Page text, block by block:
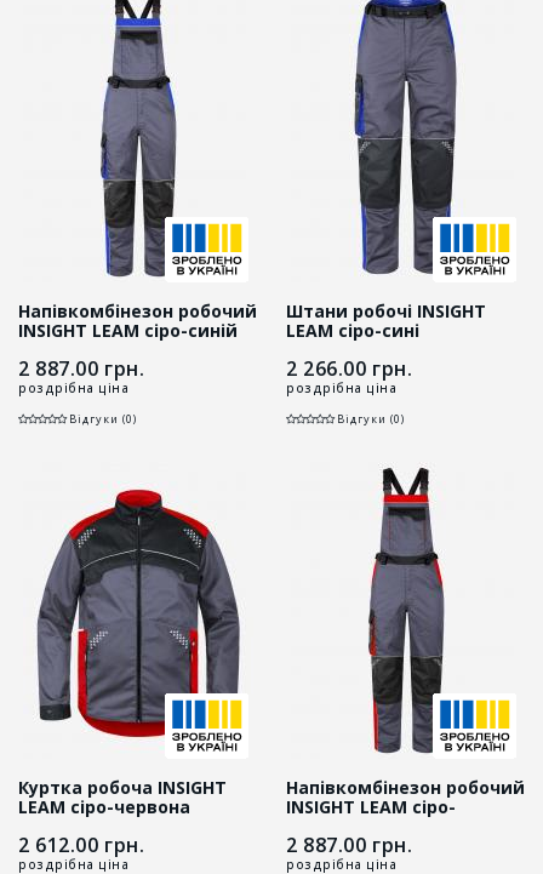
Напівкомбінезон робочий
INSIGHT LEAM сіро-синій
2 887.00 грн.
роздрібна ціна
Відгуки (0)
Штани робочі INSIGHT
LEAM сіро-сині
2 266.00 грн.
роздрібна ціна
Відгуки (0)
Куртка робоча INSIGHT
LEAM сіро-червона
2 612.00 грн.
роздрібна ціна
Напівкомбінезон робочий
INSIGHT LEAM сіро-
2 887.00 грн.
роздрібна ціна